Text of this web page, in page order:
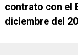
contrato con el
diciembre del